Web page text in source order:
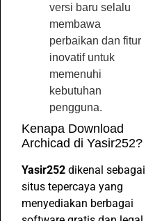
versi baru selalu
membawa
perbaikan dan fitur
inovatif untuk
memenuhi
kebutuhan
pengguna.
Kenapa Download
Archicad di Yasir252?
Yasir252 dikenal sebagai
situs tepercaya yang
menyediakan berbagai